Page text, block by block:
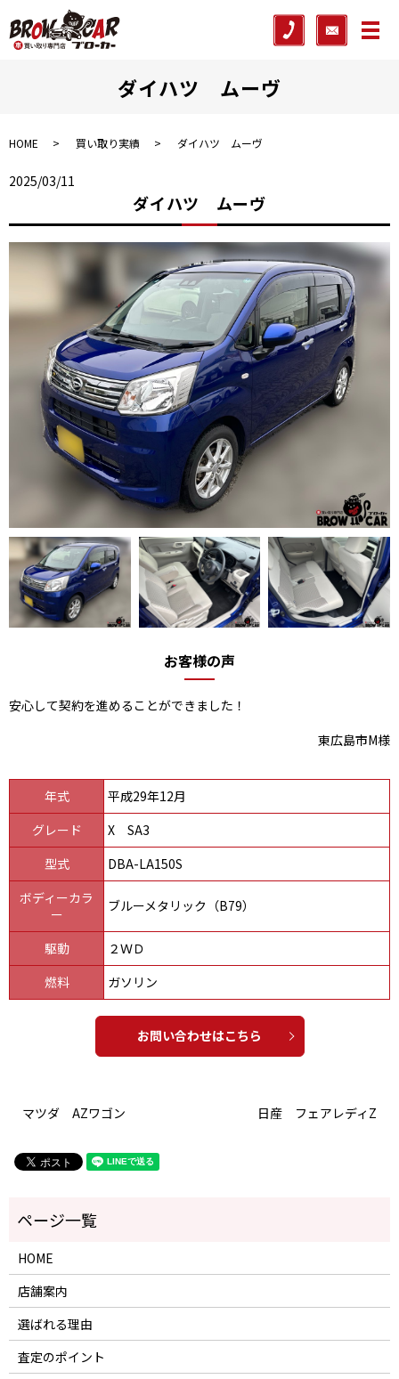
メ
ダイハツ ムーヴ
HOME 買い取り実績 ダイハツ ムーヴ
2025/03/11
ダイハツ ムーヴ
お客様の声
安心して契約を進めることができました！
東広島市M様
年式
平成29年12月
グレード
X SA3
型式
DBA-LA150S
ボディーカラ
ー
ブルーメタリック（B79）
駆動
２ＷＤ
燃料
ガソリン
お問い合わせはこちら
マツダ AZワゴン 日産 フェアレディZ
HOME
店舗案内
選ばれる理由
査定のポイント